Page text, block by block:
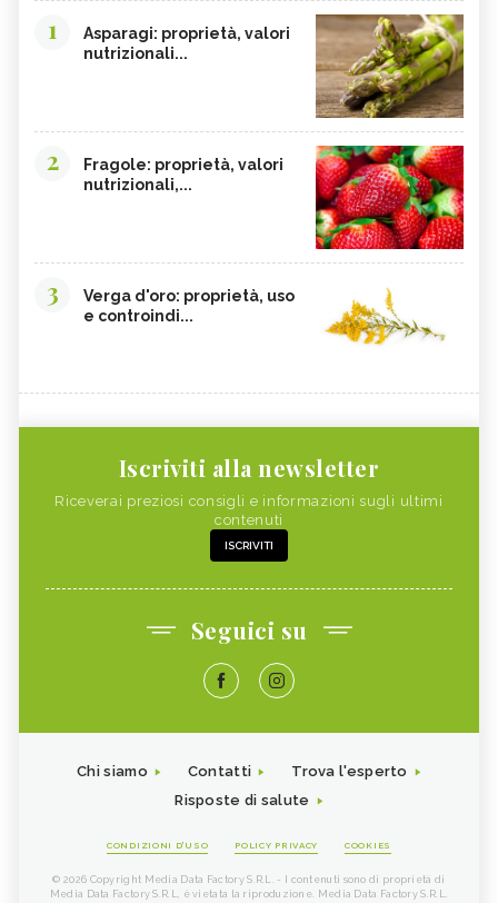
1
Asparagi: proprietà, valori
nutrizionali...
2
Fragole: proprietà, valori
nutrizionali,...
3
Verga d'oro: proprietà, uso
e controindi...
Iscriviti alla newsletter
Riceverai preziosi consigli e informazioni sugli ultimi
contenuti
ISCRIVITI
Seguici su
Chi siamo Contatti
Trova l'esperto
Risposte di salute
CONDIZIONI D'USO POLICY PRIVACY COOKIES
© 2026 Copyright Media Data Factory S.R.L. - I contenuti sono di proprietà di
Media Data Factory S.R.L, è vietata la riproduzione. Media Data Factory S.R.L.